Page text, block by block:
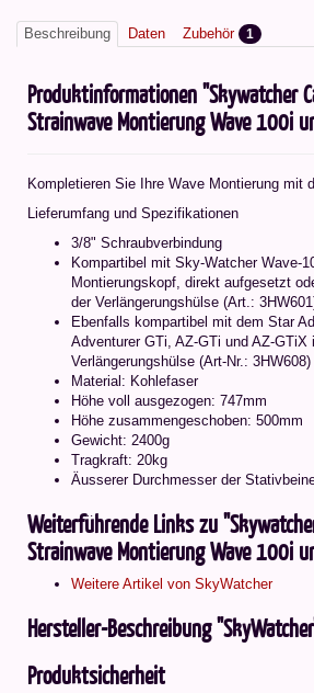
Beschreibung Daten Zubehör 1
Produktinformationen "Skywatcher
Strainwave Montierung Wave 100i
Kompletieren Sie Ihre Wave Montierung mit
Lieferumfang und Spezifikationen
3/8" Schraubverbindung
Kompartibel mit Sky-Watcher Wave-
Montierungskopf, direkt aufgesetzt
der Verlängerungshülse (Art.:
Ebenfalls kompartibel mit dem Star
Adventurer GTi, AZ-GTi und AZ-GTiX
Verlängerungshülse (Art-Nr.: 3HW608)
Material: Kohlefaser
Höhe voll ausgezogen: 747mm
Höhe zusammengeschoben: 500mm
Gewicht: 2400g
Tragkraft: 20kg
Äusserer Durchmesser der
Weiterführende Links zu
Strainwave Montierung Wave 100i
Weitere Artikel von SkyWatcher
Hersteller-Beschreibung
Produktsicherheit